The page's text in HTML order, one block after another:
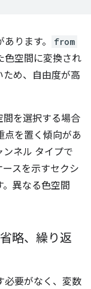
ります。 from
色空間に変換され
ため、自由度が高
間を選択する場合
点を置く傾向があ
ンネル タイプで
スを示すセクシ
。異なる色空間
略、繰り返
必要がなく、変数